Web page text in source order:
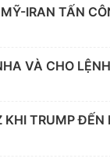
IRAN TẤN
VÀ CHO
TRUMP ĐẾN